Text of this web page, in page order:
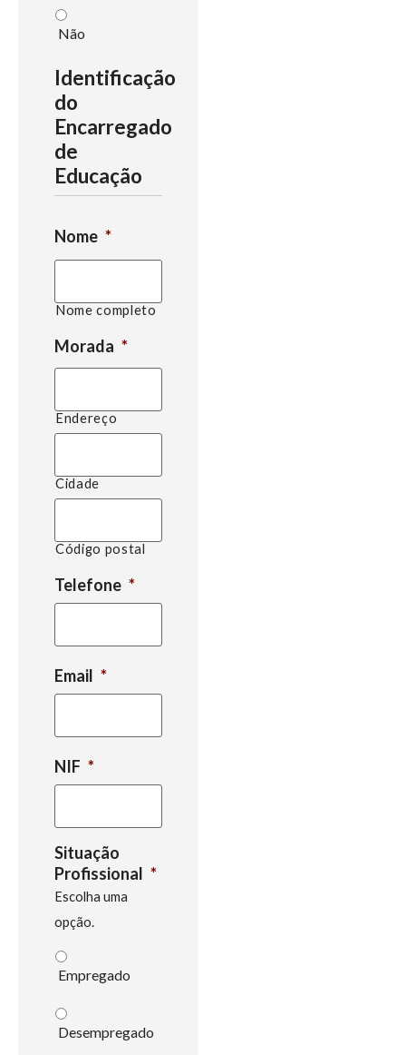
Não
Identificação
do
Encarregado
de
Educação
Nome *
Nome completo
Morada *
Endereço
Cidade
Código postal
Telefone *
Email *
NIF *
Situação
Profissional *
Escolha uma
opção.
Empregado
Desempregado